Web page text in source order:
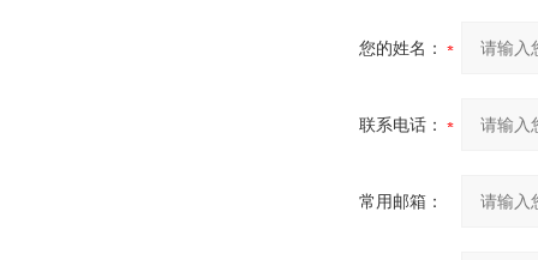
您的姓名：
联系电话：
常用邮箱：